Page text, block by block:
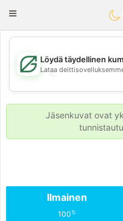
Toggle
💖
💕
Löydä täydellinen
Lataa
Jäsenkuvat ovat
Ilmainen
100%